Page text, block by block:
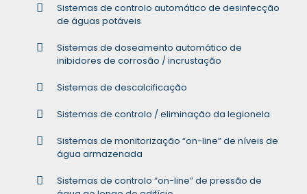
Sistemas de controlo automático de desinfecção
de águas potáveis
Sistemas de doseamento automático de
inibidores de corrosão / incrustação
Sistemas de descalcificação
Sistemas de controlo / eliminação da legionela
Sistemas de monitorização “on-line” de níveis de
água armazenada
Sistemas de controlo “on-line” de pressão de